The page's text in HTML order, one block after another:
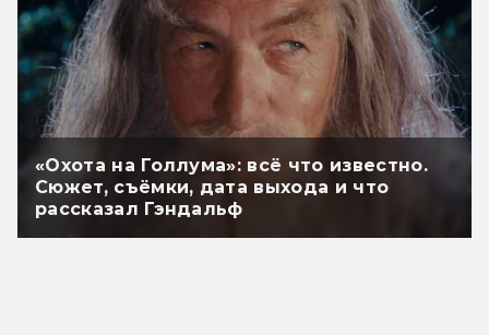
«Охота на Голлума»: всё что известно.
Сюжет, съёмки, дата выхода и что
рассказал Гэндальф